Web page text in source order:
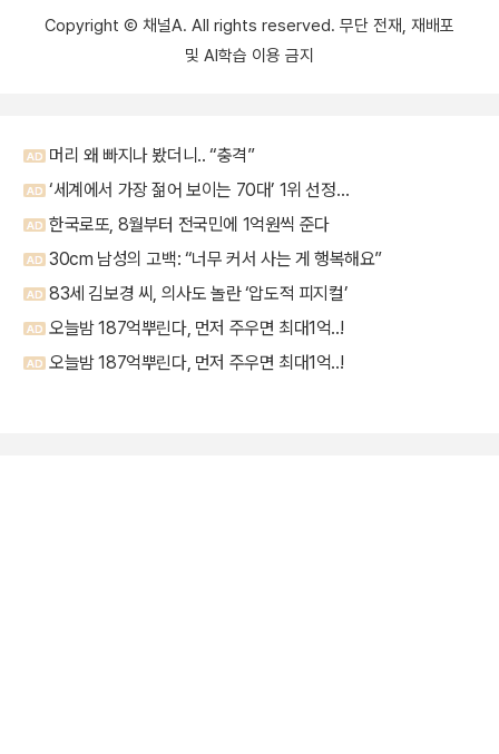
Copyright Ⓒ 채널A. All rights reserved. 무단 전재, 재배포
및 AI학습 이용 금지